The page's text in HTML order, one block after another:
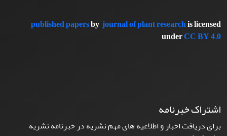
published papersbyjournal of plant researchis licensed
underCC BY 4.0
اشتراک خبرنامه
برای دریافت اخبار و اطلاعیه های مهم نشریه در خبرنامه نشریه